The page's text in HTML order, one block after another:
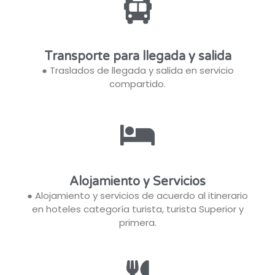
Transporte para llegada y salida
● Traslados de llegada y salida en servicio
compartido.
Alojamiento y Servicios
● Alojamiento y servicios de acuerdo al itinerario
en hoteles categoría turista, turista Superior y
primera.